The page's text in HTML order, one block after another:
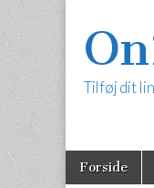
Tilføj dit
Main
Skip
Forside